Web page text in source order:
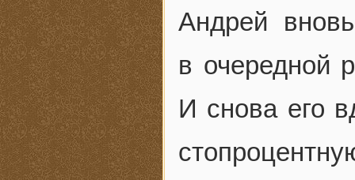
Андрей
в очередной
И снова его